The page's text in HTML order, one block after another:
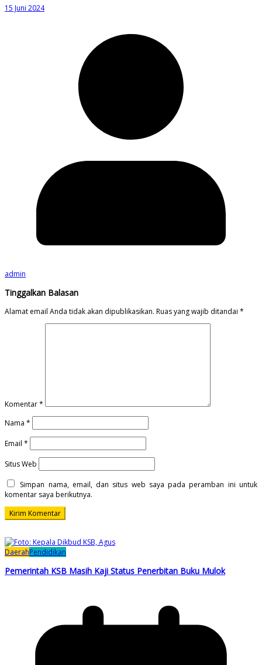
15 Juni 2024
admin
Tinggalkan Balasan
Alamat email Anda tidak akan dipublikasikan. Ruas yang wajib ditandai *
Komentar*
Nama *
Email *
Situs Web
Simpan nama, email, dan situs web saya pada peramban ini untuk
komentar saya berikutnya.
DaerahPendidikan
Pemerintah KSB Masih Kaji Status Penerbitan Buku Mulok